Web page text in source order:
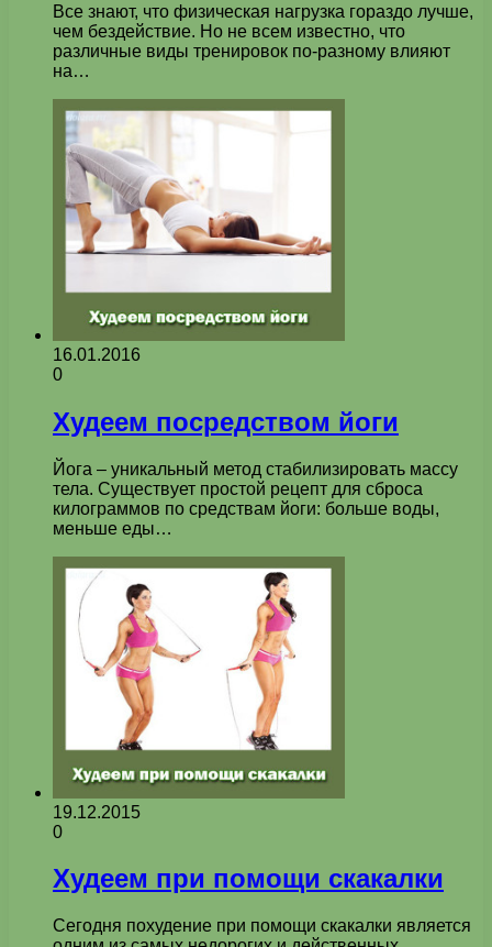
Все знают, что физическая нагрузка гораздо лучше,
чем бездействие. Но не всем известно, что
различные виды тренировок по-разному влияют
на…
16.01.2016
0
Худеем посредством йоги
Йога – уникальный метод стабилизировать массу
тела. Существует простой рецепт для сброса
килограммов по средствам йоги: больше воды,
меньше еды…
19.12.2015
0
Худеем при помощи скакалки
Сегодня похудение при помощи скакалки является